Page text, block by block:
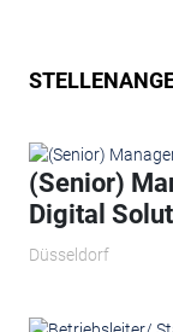
(Senior)
Digital
Düsseldorf